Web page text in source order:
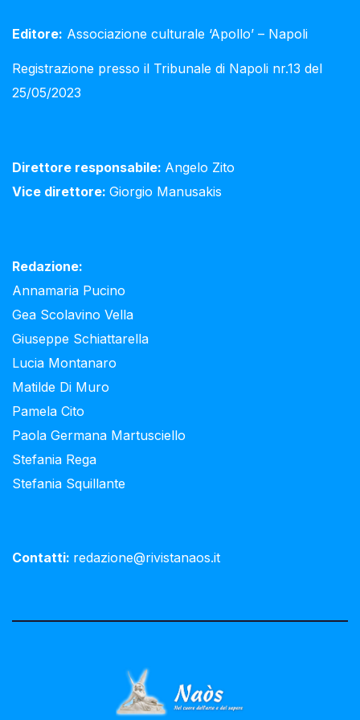
Editore: Associazione culturale ‘Apollo’ – Napoli
Registrazione presso il Tribunale di Napoli nr.13 del
25/05/2023
Direttore responsabile: Angelo Zito
Vice direttore: Giorgio Manusakis
Redazione:
Annamaria Pucino
Gea Scolavino Vella
Giuseppe Schiattarella
Lucia Montanaro
Matilde Di Muro
Pamela Cito
Paola Germana Martusciello
Stefania Rega
Stefania Squillante
Contatti: redazione@rivistanaos.it